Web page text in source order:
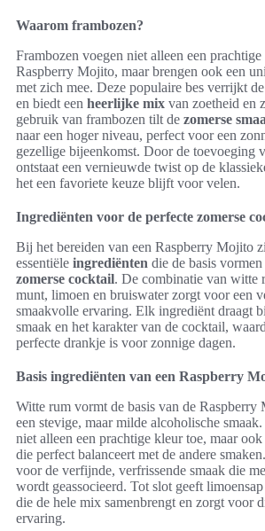
Waarom frambozen?
Frambozen voegen niet alleen een
Raspberry Mojito, maar brengen ook een
met zich mee. Deze populaire bes verrijkt
en biedt een heerlijke mix van zoetheid en
gebruik van frambozen tilt de zomerse
naar een hoger niveau, perfect voor een
gezellige bijeenkomst. Door de toevoeging
ontstaat een vernieuwde twist op de
het een favoriete keuze blijft voor velen.
Ingrediënten voor de perfecte zomerse
Bij het bereiden van een Raspberry Mojito
essentiële ingrediënten die de basis
zomerse cocktail. De combinatie van witte
munt, limoen en bruiswater zorgt voor een
smaakvolle ervaring. Elk ingrediënt draagt
smaak en het karakter van de cocktail,
perfecte drankje is voor zonnige dagen.
Basis ingrediënten van een Raspberry
Witte rum vormt de basis van de Raspberry
een stevige, maar milde alcoholische
niet alleen een prachtige kleur toe, maar ook
die perfect balanceert met de andere
voor de verfijnde, verfrissende smaak die
wordt geassocieerd. Tot slot geeft
die de hele mix samenbrengt en zorgt voor
ervaring.